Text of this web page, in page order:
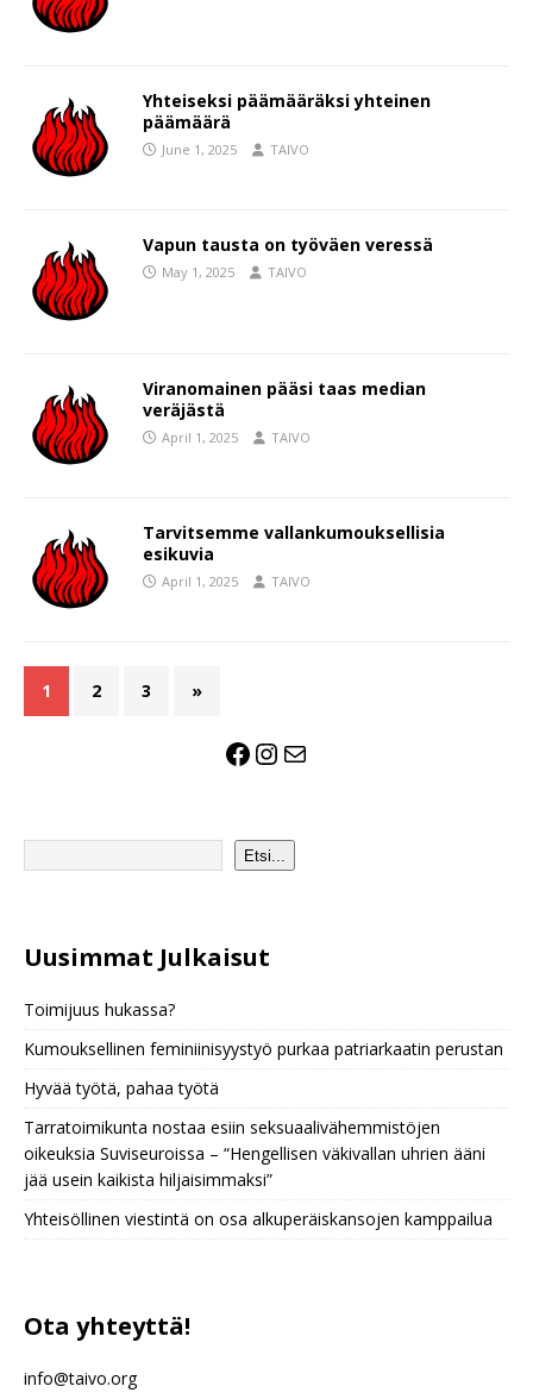
Yhteiseksi päämääräksi yhteinen
päämäärä
June 1, 2025 TAIVO
Vapun tausta on työväen veressä
May 1, 2025 TAIVO
Viranomainen pääsi taas median
veräjästä
April 1, 2025 TAIVO
Tarvitsemme vallankumouksellisia
esikuvia
April 1, 2025 TAIVO
1 2 3 »
Etsi...
Uusimmat Julkaisut
Toimijuus hukassa?
Kumouksellinen feminiinisyystyö purkaa patriarkaatin perustan
Hyvää työtä, pahaa työtä
Tarratoimikunta nostaa esiin seksuaalivähemmistöjen
oikeuksia Suviseuroissa – “Hengellisen väkivallan uhrien ääni
jää usein kaikista hiljaisimmaksi”
Yhteisöllinen viestintä on osa alkuperäiskansojen kamppailua
Ota yhteyttä!
info@taivo.org